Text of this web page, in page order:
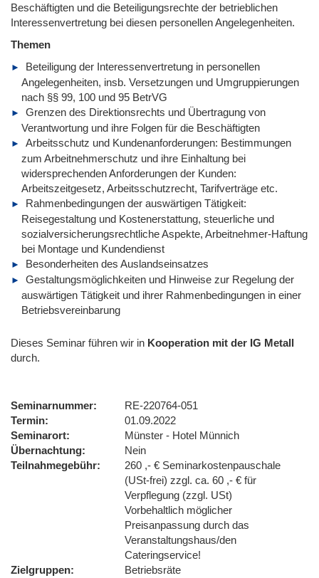
Beschäftigten und die Beteiligungsrechte der betrieblichen
Interessenvertretung bei diesen personellen Angelegenheiten.
Themen
Beteiligung der Interessenvertretung in personellen
Angelegenheiten, insb. Versetzungen und Umgruppierungen
nach §§ 99, 100 und 95 BetrVG
Grenzen des Direktionsrechts und Übertragung von
Verantwortung und ihre Folgen für die Beschäftigten
Arbeitsschutz und Kundenanforderungen: Bestimmungen
zum Arbeitnehmerschutz und ihre Einhaltung bei
widersprechenden Anforderungen der Kunden:
Arbeitszeitgesetz, Arbeitsschutzrecht, Tarifverträge etc.
Rahmenbedingungen der auswärtigen Tätigkeit:
Reisegestaltung und Kostenerstattung, steuerliche und
sozialversicherungsrechtliche Aspekte, Arbeitnehmer-Haftung
bei Montage und Kundendienst
Besonderheiten des Auslandseinsatzes
Gestaltungsmöglichkeiten und Hinweise zur Regelung der
auswärtigen Tätigkeit und ihrer Rahmenbedingungen in einer
Betriebsvereinbarung
Dieses Seminar führen wir in Kooperation mit der IG Metall
durch.
Seminarnummer
RE-220764-051
Termin
01.09.2022
Seminarort
Münster - Hotel Münnich
Übernachtung
Nein
Teilnahmegebühr
260 ,- € Seminarkostenpauschale
(USt-frei) zzgl. ca. 60 ,- € für
Verpflegung (zzgl. USt)
Vorbehaltlich möglicher
Preisanpassung durch das
Veranstaltungshaus/den
Cateringservice!
Zielgruppen
Betriebsräte